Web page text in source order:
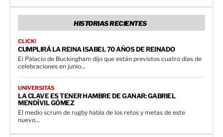
HISTORIAS RECIENTES
CLICK!
CUMPLIRÁ LA REINA ISABEL 70 AÑOS DE REINADO
El Palacio de Buckingham dijo que están previstos cuatro días de
celebraciones en junio...
UNIVERSITAS
LA CLAVE ES TENER HAMBRE DE GANAR: GABRIEL
MENDÍVIL GÓMEZ
El medio scrum de rugby habla de los retos y metas de este
nuevo...